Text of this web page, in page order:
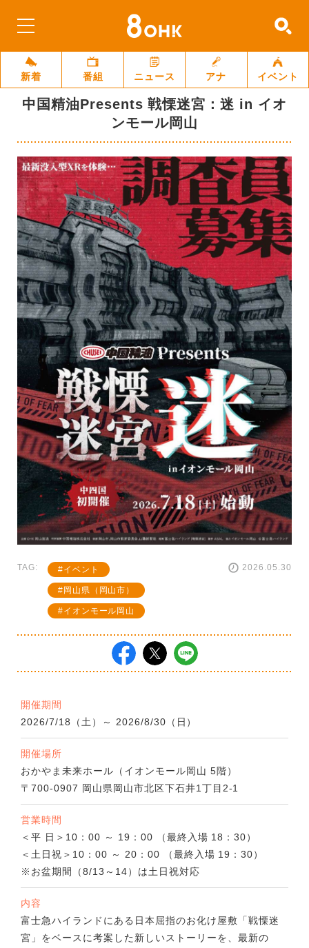
新着 番組 ニュース アナ イベント
中国精油Presents 戦慄迷宮：迷 in イオ
ンモール岡山
TAG: イベント
岡山県（岡山市）
イオンモール岡山
2026.05.30
開催期間
2026/7/18（土）～ 2026/8/30（日）
開催場所
おかやま未来ホール（イオンモール岡山 5階）
〒700-0907 岡山県岡山市北区下石井1丁目2-1
営業時間
＜平 日＞10：00 ～ 19：00 （最終入場 18：30）
＜土日祝＞10：00 ～ 20：00 （最終入場 19：30）
※お盆期間（8/13～14）は土日祝対応
内容
富士急ハイランドにある日本屈指のお化け屋敷「戦慄迷
宮」をベースに考案した新しいストーリーを、最新の